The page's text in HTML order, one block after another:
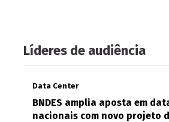
Líderes de audiência
Data Center
BNDES amplia aposta em
nacionais com novo projeto